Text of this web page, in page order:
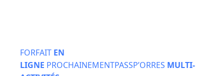
FORFAIT EN
LIGNE PROCHAINEMENTPASSP’ORRES MULTI-